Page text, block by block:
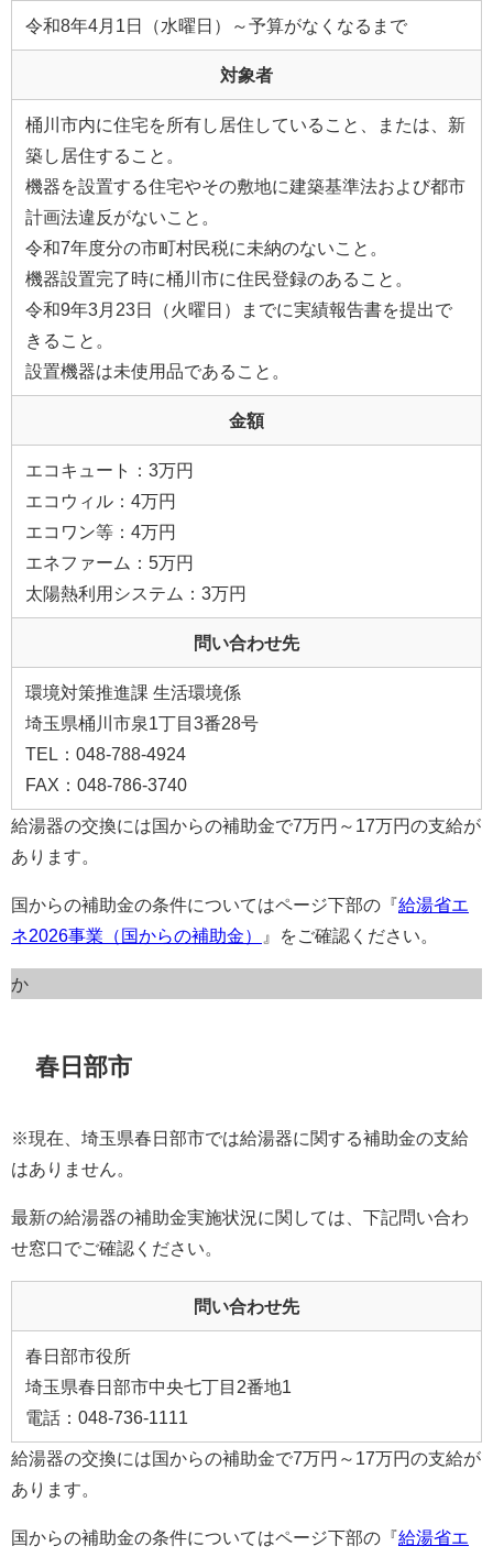
令和8年4月1日（水曜日）～予算がなくなるまで
対象者
桶川市内に住宅を所有し居住していること、または、新
築し居住すること。
機器を設置する住宅やその敷地に建築基準法および都市
計画法違反がないこと。
令和7年度分の市町村民税に未納のないこと。
機器設置完了時に桶川市に住民登録のあること。
令和9年3月23日（火曜日）までに実績報告書を提出で
きること。
設置機器は未使用品であること。
金額
エコキュート：3万円
エコウィル：4万円
エコワン等：4万円
エネファーム：5万円
太陽熱利用システム：3万円
問い合わせ先
環境対策推進課 生活環境係
埼玉県桶川市泉1丁目3番28号
TEL：048-788-4924
FAX：048-786-3740
給湯器の交換には国からの補助金で7万円～17万円の支給が
あります。
国からの補助金の条件についてはページ下部の『給湯省エ
ネ2026事業（国からの補助金）
』をご確認ください。
か
春日部市
※現在、埼玉県春日部市では給湯器に関する補助金の支給
はありません。
最新の給湯器の補助金実施状況に関しては、下記問い合わ
せ窓口でご確認ください。
問い合わせ先
春日部市役所
埼玉県春日部市中央七丁目2番地1
電話：048-736-1111
給湯器の交換には国からの補助金で7万円～17万円の支給が
あります。
国からの補助金の条件についてはページ下部の『給湯省エ